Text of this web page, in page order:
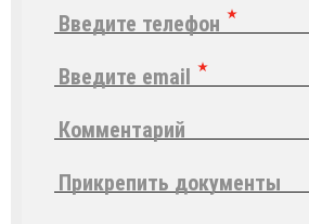
Введите телефон
Введите email
Комментарий
Прикрепить документы